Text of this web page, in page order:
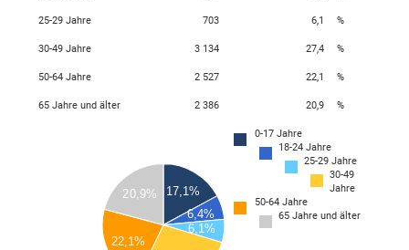
25-29 Jahre 703 6,1 %
30-49 Jahre 3 134 27,4 %
50-64 Jahre 2 527 22,1 %
65 Jahre und älter 2 386 20,9 %
0-17 Jahre
18-24 Jahre
25-29 Jahre
30-49
Jahre
50-64 Jahre
65 Jahre und älter
17,1%
6,4%
6,1%
22,1%
20,9%